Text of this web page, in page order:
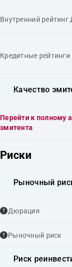
Внутренний
Кредитные рейтинги
Качество
Перейти к полному
эмитента
Риски
Рыночный
Дюрация
Рыночный риск
Риск